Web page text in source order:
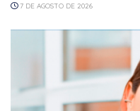
7 DE AGOSTO DE 2026